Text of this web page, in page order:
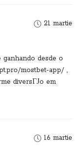
21 martie
desde o
mostbet-app/ ,
diversГЈo em
16 martie